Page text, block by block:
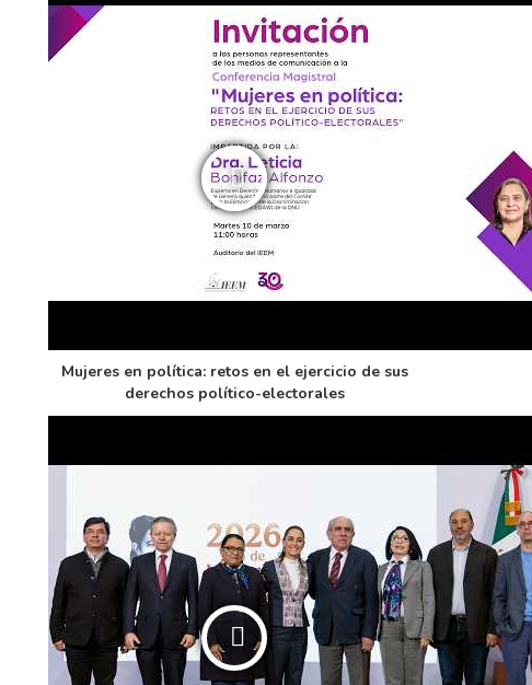
Mujeres en política: retos en el ejercicio de sus
derechos político-electorales